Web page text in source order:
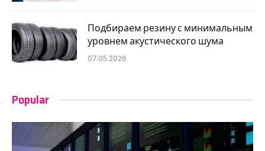
Подбираем резину с минимальным
уровнем акустического шума
07.05.2026
Popular